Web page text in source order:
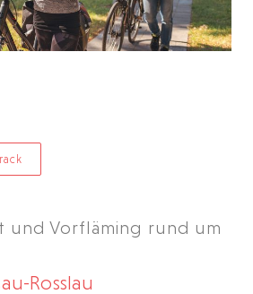
und Vorfläming rund um
Rosslau